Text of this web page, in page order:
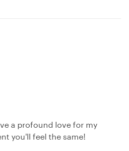
a profound love for my
you'll feel the same!